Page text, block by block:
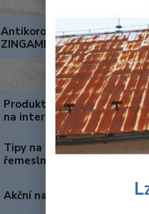
Antikorozní nátěry
ZINGAMETALL
Produkty za nejnižší cenu
na internetu
Tipy na dárky pro kutily a
řemeslníky
Akční nabídka